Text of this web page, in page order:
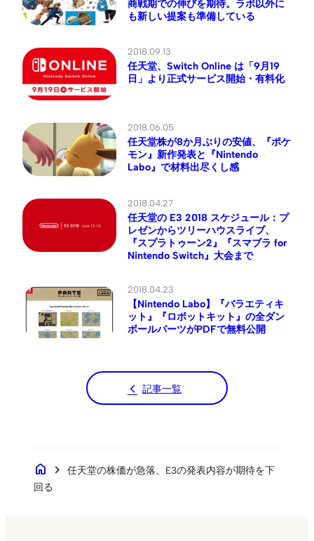
商戦期での伸びを期待。ラボ以外に
も新しい提案も準備している
2018.09.13
任天堂、Switch Online は「9月19
日」より正式サービス開始・有料化
2018.06.05
任天堂株が8か月ぶりの安値、『ポケ
モン』新作発表と『Nintendo
Labo』で材料出尽くし感
2018.04.27
任天堂の E3 2018 スケジュール：プ
レゼンからツリーハウスライブ、
『スプラトゥーン2』『スマブラ for
Nintendo Switch』大会まで
2018.04.23
【Nintendo Labo】『バラエティキ
ット』『ロボットキット』の全ダン
ボールパーツがPDFで無料公開
記事一覧
home chevron_right
任天堂の株価が急落、E3の発表内容が期待を下
回る